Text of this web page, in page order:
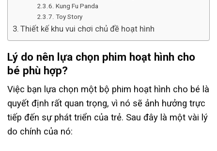
Kung Fu Panda
Toy Story
Thiết kế khu vui chơi chủ đề hoạt hình
Lý do nên lựa chọn phim hoạt hình cho
bé phù hợp?
Việc bạn lựa chọn một bộ phim hoạt hình cho bé là
quyết định rất quan trọng, vì nó sẽ ảnh hưởng trực
tiếp đến sự phát triển của trẻ. Sau đây là một vài lý
do chính của nó: